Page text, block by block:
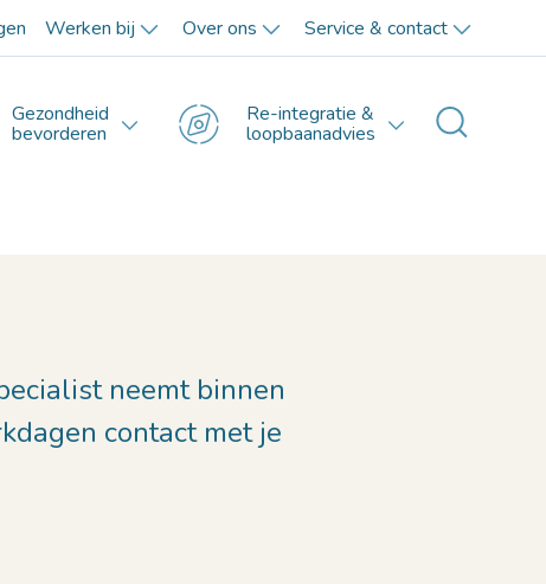
Werken bij Over ons Service & contact
Gezondheid
bevorderen
Re-integratie &
loopbaanadvies
neemt binnen
contact met je